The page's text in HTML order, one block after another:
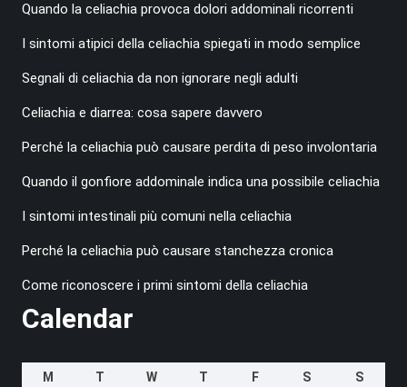
Quando la celiachia provoca dolori addominali ricorrenti
I sintomi atipici della celiachia spiegati in modo semplice
Segnali di celiachia da non ignorare negli adulti
Celiachia e diarrea: cosa sapere davvero
Perché la celiachia può causare perdita di peso involontaria
Quando il gonfiore addominale indica una possibile celiachia
I sintomi intestinali più comuni nella celiachia
Perché la celiachia può causare stanchezza cronica
Come riconoscere i primi sintomi della celiachia
Calendar
M T W T F S
S